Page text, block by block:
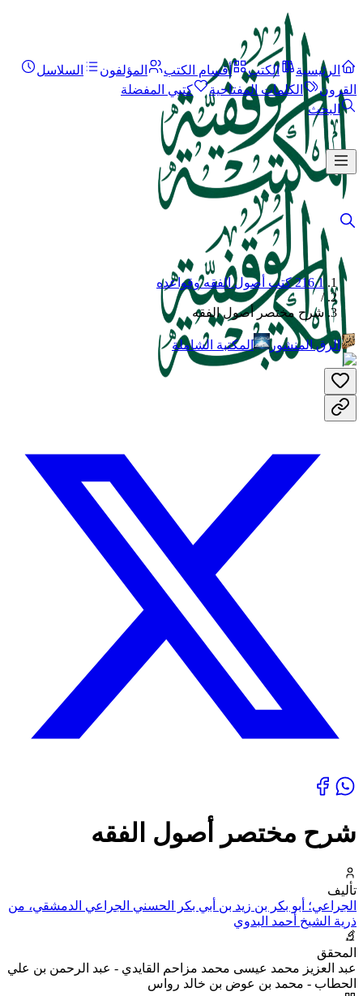
الرئيسية الكتب أقسام الكتب المؤلفون
السلاسل
القرون
الكلمات المفتاحية
كتبي المفضلة
البحث
216.1 كتب أصول الفقه وقواعده
/
شرح مختصر أصول الفقه
الرق المنشور المكتبة الشاملة
شرح مختصر أصول الفقه
تأليف
الجراعي؛ أبو بكر بن زيد بن أبي بكر الحسني الجراعي الدمشقي، من
ذرية الشيخ أحمد البدوي
المحقق
عبد العزيز محمد عيسى محمد مزاحم القايدي - عبد الرحمن بن علي
الحطاب - محمد بن عوض بن خالد رواس